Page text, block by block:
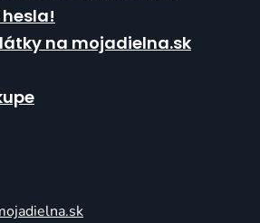
na mojadielna.sk